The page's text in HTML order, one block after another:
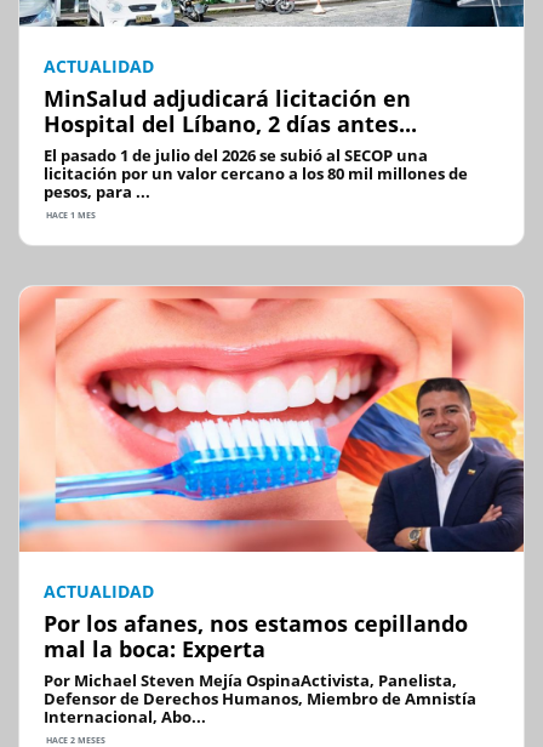
ACTUALIDAD
MinSalud adjudicará licitación en
Hospital del Líbano, 2 días antes...
El pasado 1 de julio del 2026 se subió al SECOP una
licitación por un valor cercano a los 80 mil millones de
pesos, para ...
HACE 1 MES
ACTUALIDAD
Por los afanes, nos estamos cepillando
mal la boca: Experta
Por Michael Steven Mejía OspinaActivista, Panelista,
Defensor de Derechos Humanos, Miembro de Amnistía
Internacional, Abo...
HACE 2 MESES